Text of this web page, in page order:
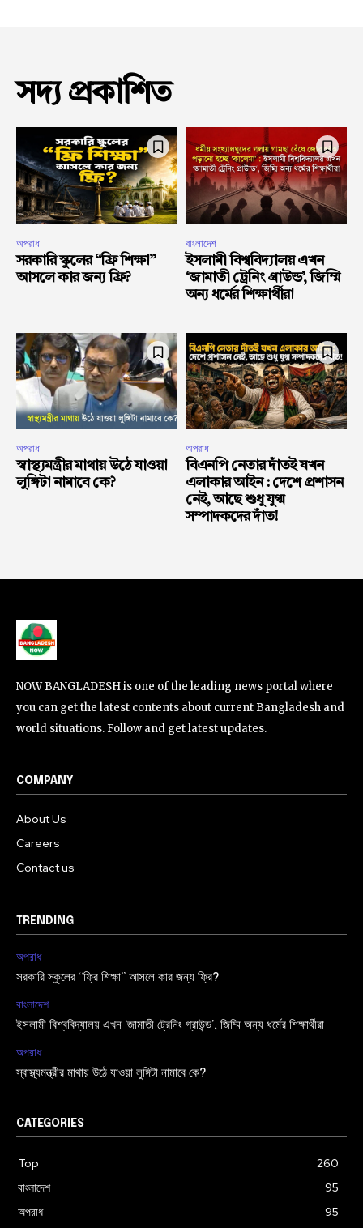
সদ্য প্রকাশিত
অপরাধ
সরকারি স্কুলের “ফ্রি শিক্ষা”
আসলে কার জন্য ফ্রি?
বাংলাদেশ
ইসলামী বিশ্ববিদ্যালয় এখন
‘জামাতী ট্রেনিং গ্রাউন্ড’, জিম্মি
অন্য ধর্মের শিক্ষার্থীরা
অপরাধ
স্বাস্থ্যমন্ত্রীর মাথায় উঠে যাওয়া
লুঙ্গিটা নামাবে কে?
অপরাধ
বিএনপি নেতার দাঁতই যখন
এলাকার আইন : দেশে প্রশাসন
নেই, আছে শুধু যুগ্ম
সম্পাদকদের দাঁত!
NOW BANGLADESH is one of the leading news portal where
you can get the latest contents about current Bangladesh and
world situations. Follow and get latest updates.
COMPANY
About Us
Careers
Contact us
TRENDING
অপরাধ
সরকারি স্কুলের “ফ্রি শিক্ষা” আসলে কার জন্য ফ্রি?
বাংলাদেশ
ইসলামী বিশ্ববিদ্যালয় এখন ‘জামাতী ট্রেনিং গ্রাউন্ড’, জিম্মি অন্য ধর্মের শিক্ষার্থীরা
অপরাধ
স্বাস্থ্যমন্ত্রীর মাথায় উঠে যাওয়া লুঙ্গিটা নামাবে কে?
CATEGORIES
Top
260
বাংলাদেশ
95
অপরাধ
95